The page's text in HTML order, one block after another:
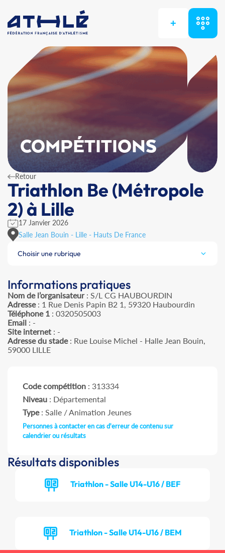
+
COMPÉTITIONS
Retour
Triathlon Be (Métropole
2) à Lille
17 Janvier 2026
Salle Jean Bouin - Lille - Hauts De France
Choisir une rubrique
Informations pratiques
Nom de l’organisateur: S/L CG HAUBOURDIN
Adresse: 1 Rue Denis Papin B2 1, 59320 Haubourdin
Téléphone 1 : 0320505003
Email : -
Site internet : -
Adresse du stade: Rue Louise Michel - Halle Jean Bouin,
59000 LILLE
Code compétition : 313334
Niveau : Départemental
Type: Salle / Animation Jeunes
Personnes à contacter en cas d'erreur de contenu sur
calendrier ou résultats
Résultats disponibles
Triathlon - Salle U14-U16 / BEF
Triathlon - Salle U14-U16 / BEM